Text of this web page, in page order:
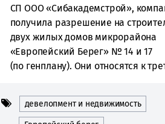
СП ООО «Сибакадемстрой»,
получила разрешение на
двух жилых домов микрорайона
«Европейский Берег» № 14 и 17
(по генплану). Они относятся к
девелопмент и недвижимость